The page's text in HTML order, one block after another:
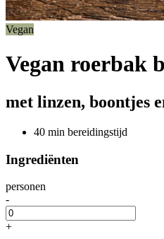
Vegan
Vegan roerbak
met linzen, boontjes
40 min bereidingstijd
Ingrediënten
personen
-
+